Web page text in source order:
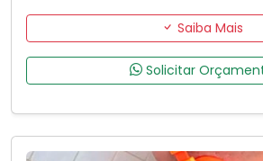
Saiba Mais
Solicitar